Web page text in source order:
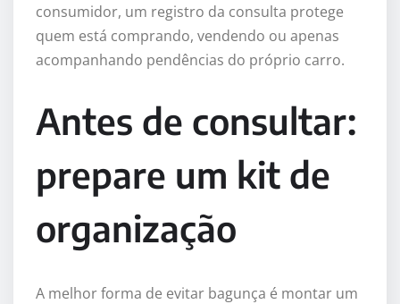
consumidor, um registro da consulta protege
quem está comprando, vendendo ou apenas
acompanhando pendências do próprio carro.
Antes de consultar:
prepare um kit de
organização
A melhor forma de evitar bagunça é montar um